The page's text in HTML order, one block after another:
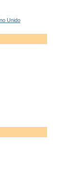
Unido